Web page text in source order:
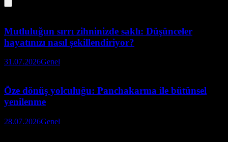
Mutluluğun sırrı zihninizde saklı: Düşünceler
hayatınızı nasıl şekillendiriyor?
31.07.2026Genel
Öze dönüş yolculuğu: Panchakarma ile bütünsel
yenilenme
28.07.2026Genel